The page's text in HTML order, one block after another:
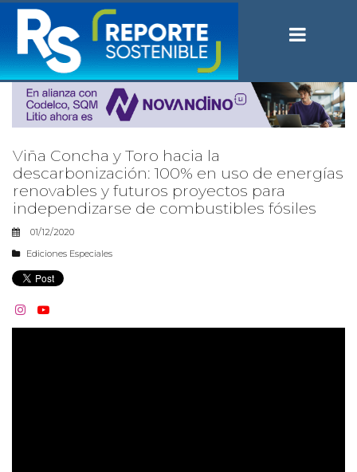
Viña Concha y Toro hacia la
descarbonización: 100% en uso de energías
renovables y futuros proyectos para
independizarse de combustibles fósiles
01/12/2020
Ediciones Especiales
 